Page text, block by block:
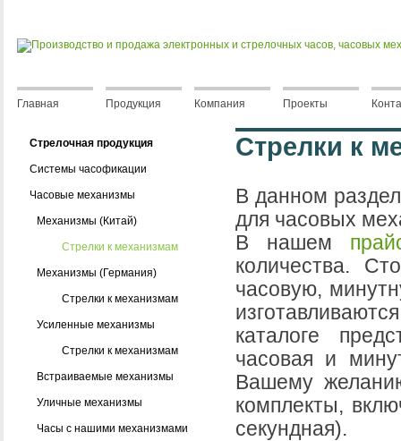
Главная Продукция Компания Проекты
Стрелочная продукция
Системы часофикации
Часовые механизмы
Механизмы (Китай)
Стрелки к механизмам
Механизмы (Германия)
Стрелки к механизмам
Усиленные механизмы
Стрелки к механизмам
Встраиваемые механизмы
Уличные механизмы
Часы с нашими механизмами
Стрелки к
В данном
для часовых
В нашем
количества.
часовую,
каталоге
часовая и
Вашему
комплекты,
секундная).